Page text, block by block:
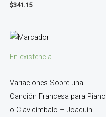
$341.15
En existencia
Variaciones Sobre una
Canción Francesa para Piano
o Clavicímbalo – Joaquín